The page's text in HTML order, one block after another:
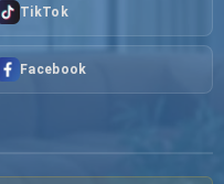
TikTok
Facebook